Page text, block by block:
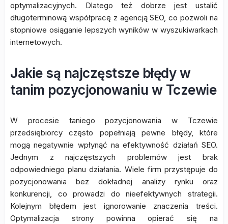
optymalizacyjnych. Dlatego też dobrze jest ustalić
długoterminową współpracę z agencją SEO, co pozwoli na
stopniowe osiąganie lepszych wyników w wyszukiwarkach
internetowych.
Jakie są najczęstsze błędy w
tanim pozycjonowaniu w Tczewie
W procesie taniego pozycjonowania w Tczewie
przedsiębiorcy często popełniają pewne błędy, które
mogą negatywnie wpłynąć na efektywność działań SEO.
Jednym z najczęstszych problemów jest brak
odpowiedniego planu działania. Wiele firm przystępuje do
pozycjonowania bez dokładnej analizy rynku oraz
konkurencji, co prowadzi do nieefektywnych strategii.
Kolejnym błędem jest ignorowanie znaczenia treści.
Optymalizacja strony powinna opierać się na